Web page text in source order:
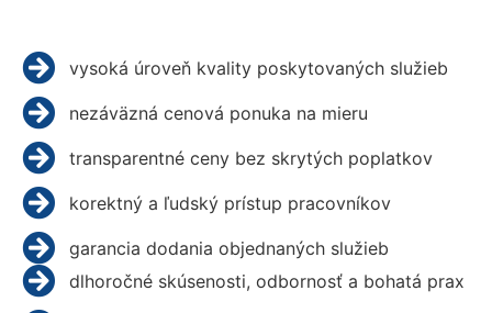
vysoká úroveň kvality poskytovaných služieb
nezáväzná cenová ponuka na mieru
transparentné ceny bez skrytých poplatkov
korektný a ľudský prístup pracovníkov
garancia dodania objednaných služieb
dlhoročné skúsenosti, odbornosť a bohatá prax